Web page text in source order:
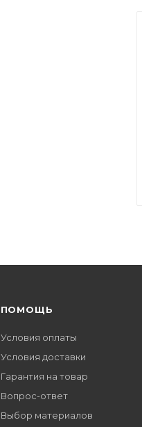
ПОМОЩЬ
Условия оплаты
Условия доставки
Гарантия на товар
Вопрос-ответ
Выбор материалов